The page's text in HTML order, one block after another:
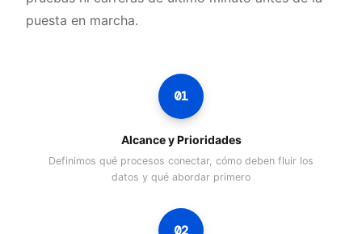
puesta en marcha.
01
Alcance y Prioridades
Definimos qué procesos conectar, cómo deben fluir los
datos y qué abordar primero
02